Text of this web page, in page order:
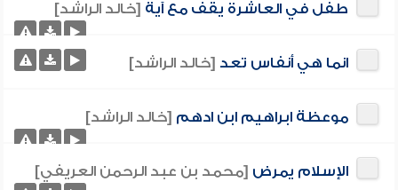
طفل في العاشرة يقف مع آية [خالد الراشد]
انما هي أنفاس تعد [خالد الراشد]
موعظة ابراهيم ابن ادهم [خالد الراشد]
الإسلام يمرض [محمد بن عبد الرحمن العريفي]